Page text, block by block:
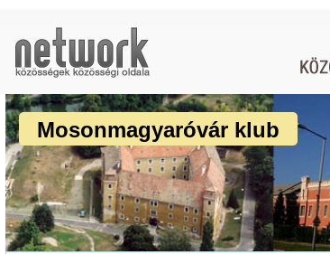
Mosonmagyaróvár klub